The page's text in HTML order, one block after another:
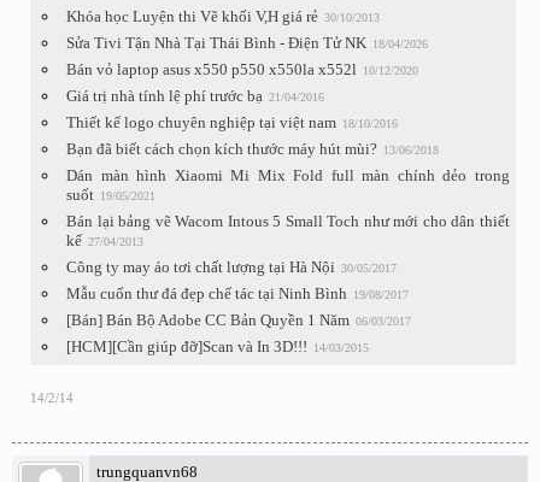
Khóa học Luyện thi Vẽ khối V,H giá rẻ 30/10/2013
Sửa Tivi Tận Nhà Tại Thái Bình - Điện Tử NK 18/04/2026
Bán vỏ laptop asus x550 p550 x550la x552l 10/12/2020
Giá trị nhà tính lệ phí trước bạ 21/04/2016
Thiết kế logo chuyên nghiệp tại việt nam 18/10/2016
Bạn đã biết cách chọn kích thước máy hút mùi? 13/06/2018
Dán màn hình Xiaomi Mi Mix Fold full màn chính dẻo trong
suốt 19/05/2021
Bán lại bảng vẽ Wacom Intous 5 Small Toch như mới cho dân thiết
kế 27/04/2013
Công ty may áo tơi chất lượng tại Hà Nội 30/05/2017
Mẫu cuốn thư đá đẹp chế tác tại Ninh Bình 19/08/2017
[Bán] Bán Bộ Adobe CC Bản Quyền 1 Năm 06/03/2017
[HCM][Cần giúp đỡ]Scan và In 3D!!! 14/03/2015
14/2/14
trungquanvn68